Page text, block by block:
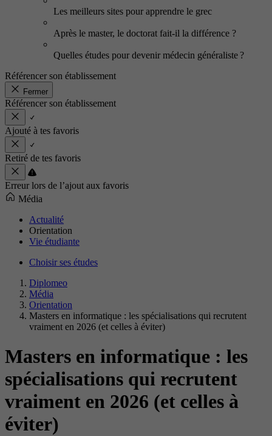
Les meilleurs sites pour apprendre le grec
Après le master, le doctorat fait-il la différence ?
Quelles études pour devenir médecin généraliste ?
Référencer son établissement
Fermer
Référencer son établissement
Ajouté à tes favoris
Retiré de tes favoris
Erreur lors de l’ajout aux favoris
Média
Actualité
Orientation
Vie étudiante
Choisir ses études
Diplomeo
Média
Orientation
Masters en informatique : les spécialisations qui recrutent
vraiment en 2026 (et celles à éviter)
Masters en informatique : les
spécialisations qui recrutent
vraiment en 2026 (et celles à
éviter)